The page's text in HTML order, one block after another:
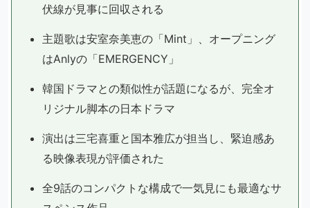
伏線が見事に回収される
主題歌は安室奈美恵の「Mint」、オープニング
はAnlyの「EMERGENCY」
韓国ドラマとの類似性が話題になるが、完全オ
リジナル脚本の日本ドラマ
演出は三宅喜重と国本雅広が担当し、緊迫感あ
る映像表現が評価された
全9話のコンパクトな構成で一気見にも最適なサ